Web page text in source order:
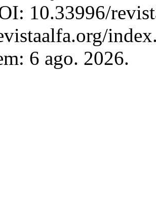
10.33996/
6 ago. 2026.